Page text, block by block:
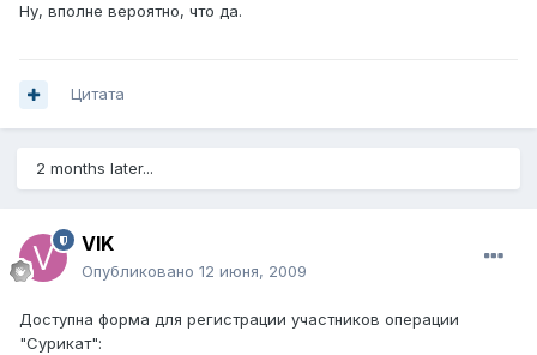
Ну, вполне вероятно, что да.
Цитата
2 months later...
VIK
Опубликовано 12 июня, 2009
Доступна форма для регистрации участников операции
"Сурикат":